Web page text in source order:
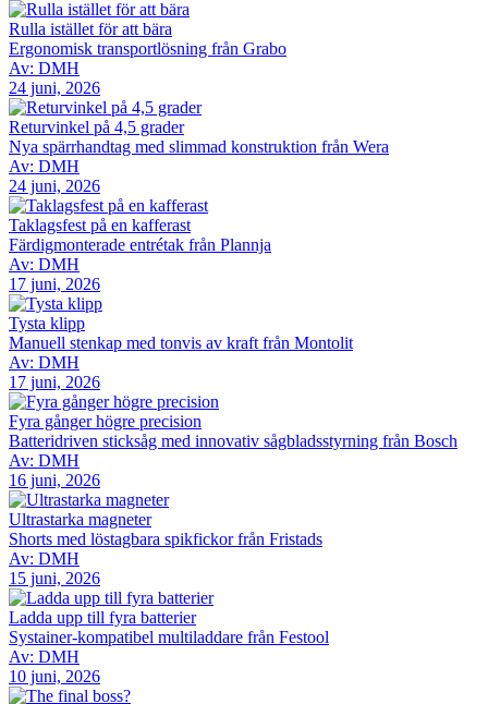
Rulla istället för att bära
Ergonomisk transportlösning från Grabo
Av: DMH
24 juni, 2026
Returvinkel på 4,5 grader
Nya spärrhandtag med slimmad konstruktion från Wera
Av: DMH
24 juni, 2026
Taklagsfest på en kafferast
Färdigmonterade entrétak från Plannja
Av: DMH
17 juni, 2026
Tysta klipp
Manuell stenkap med tonvis av kraft från Montolit
Av: DMH
17 juni, 2026
Fyra gånger högre precision
Batteridriven sticksåg med innovativ sågbladsstyrning från Bosch
Av: DMH
16 juni, 2026
Ultrastarka magneter
Shorts med löstagbara spikfickor från Fristads
Av: DMH
15 juni, 2026
Ladda upp till fyra batterier
Systainer-kompatibel multiladdare från Festool
Av: DMH
10 juni, 2026